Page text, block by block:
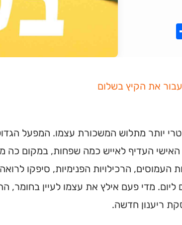
את הקיץ בשלום
יותר מתלוש המשכורת עצמו. המפעל
העדיף לאייש כמה שפחות, במקום כה
הרכילויות הפנימיות, סיפקו
ליום. מדי פעם אילץ את עצמו לעיין בחומר,
ריענון חדשה.